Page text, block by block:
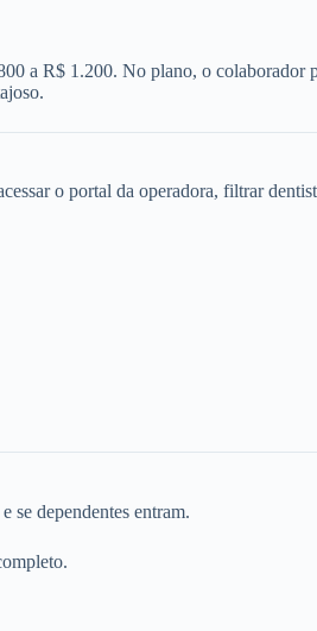
a R$ 1.200. No plano, o colaborador
o portal da operadora, filtrar
se dependentes entram.